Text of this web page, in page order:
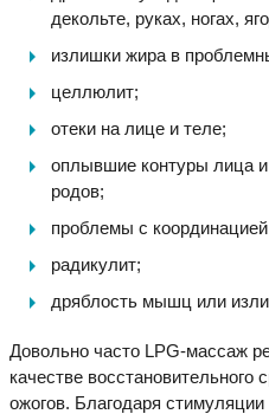
декольте, руках, ногах,
излишки жира в
целлюлит;
отеки на лице и теле;
оплывшие контуры лица
родов;
проблемы с
радикулит;
дряблость мышц или
Довольно часто LPG-массаж
качестве восстановительного
ожогов. Благодаря